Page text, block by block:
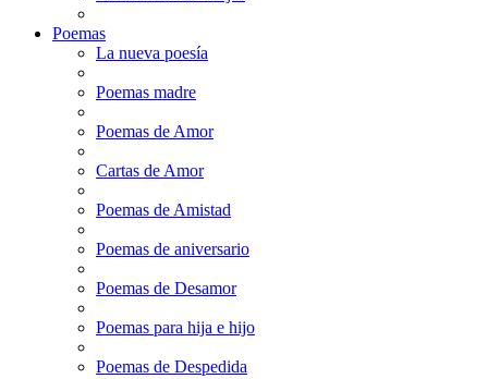
Poemas
La nueva poesía
Poemas madre
Poemas de Amor
Cartas de Amor
Poemas de Amistad
Poemas de aniversario
Poemas de Desamor
Poemas para hija e hijo
Poemas de Despedida